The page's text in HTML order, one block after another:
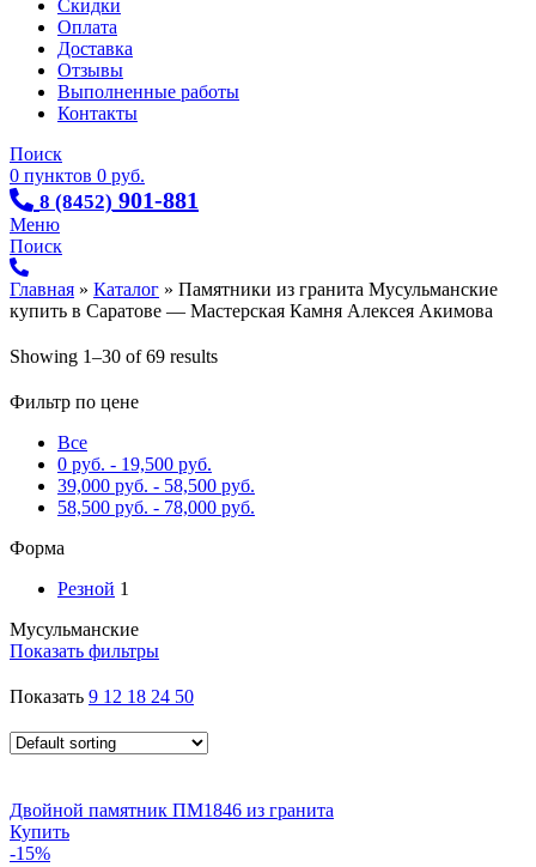
Скидки
Оплата
Доставка
Отзывы
Выполненные работы
Контакты
Поиск
0 пунктов 0 руб.
8 (8452) 901-881
Меню
Поиск
Главная » Каталог » Памятники из гранита Мусульманские
купить в Саратове — Мастерская Камня Алексея Акимова
Showing 1–30 of 69 results
Фильтр по цене
Все
0 руб. - 19,500 руб.
39,000 руб. - 58,500 руб.
58,500 руб. - 78,000 руб.
Форма
Резной 1
Мусульманские
Показать фильтры
Показать 9 12 18 24 50
Двойной памятник ПМ1846 из гранита
Купить
-15%